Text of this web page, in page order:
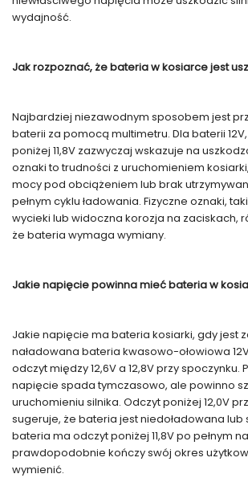
wydajność.
Jak rozpoznać, że bateria w kosiarce jest
Najbardziej niezawodnym sposobem jest
baterii za pomocą multimetru. Dla baterii
poniżej 11,8V zazwyczaj wskazuje na
oznaki to trudności z uruchomieniem
mocy pod obciążeniem lub brak
pełnym cyklu ładowania. Fizyczne oznaki,
wycieki lub widoczna korozja na zaciskach,
że bateria wymaga wymiany.
Jakie napięcie powinna mieć bateria w
Jakie napięcie ma bateria kosiarki, gdy jest
naładowana bateria kwasowo-ołowiowa
odczyt między 12,6V a 12,8V przy spoczynku.
napięcie spada tymczasowo, ale powinno
uruchomieniu silnika. Odczyt poniżej 12,0V
sugeruje, że bateria jest niedoładowana lub
bateria ma odczyt poniżej 11,8V po pełnym
prawdopodobnie kończy swój okres
wymienić.